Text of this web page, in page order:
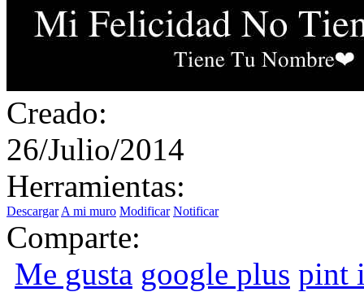
Creado:
26/Julio/2014
Herramientas:
Descargar A mi muro Modificar Notificar
Comparte:
Me gusta google plus pint